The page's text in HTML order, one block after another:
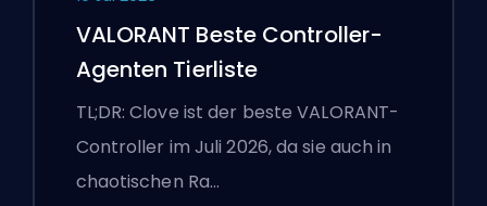
VALORANT Beste Controller-
Agenten Tierliste
TL;DR: Clove ist der beste VALORANT-
Controller im Juli 2026, da sie auch in
chaotischen Ra…